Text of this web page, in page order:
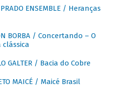
PRADO ENSEMBLE / Heranças
BORBA / Concertando – O
GALTER / Bacia do Cobre
MAICÉ / Maicé Brasil